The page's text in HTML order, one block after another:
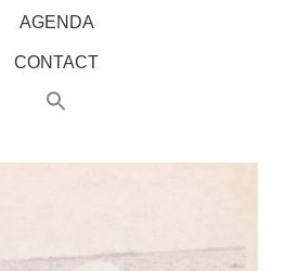
AGENDA
CONTACT